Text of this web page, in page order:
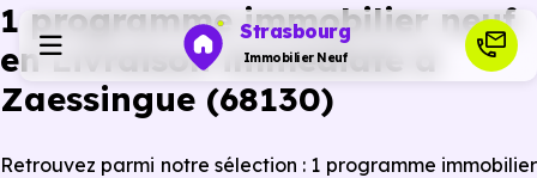
Strasbourg
Immobilier Neuf
1 programme immobilier neuf
en Livraison immédiate à
Zaessingue (68130)
Retrouvez parmi notre sélection : 1 programme immobilier